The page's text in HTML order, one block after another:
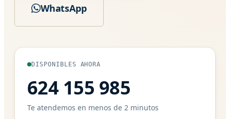
WhatsApp
DISPONIBLES AHORA
624 155 985
Te atendemos en menos de 2 minutos